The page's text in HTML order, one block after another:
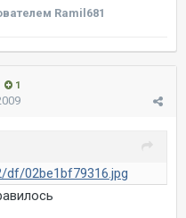
Ramil681
1
df/02be1bf79316.jpg